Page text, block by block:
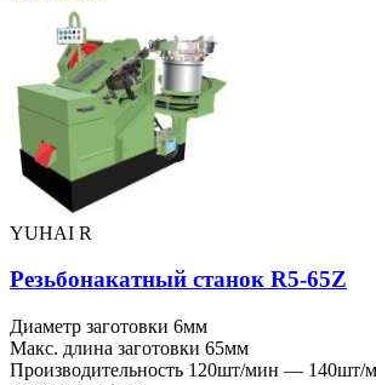
YUHAI R
Резьбонакатный станок R5-65Z
Диаметр заготовки 6мм
Макс. длина заготовки 65мм
Производительность 120шт/мин — 140шт/